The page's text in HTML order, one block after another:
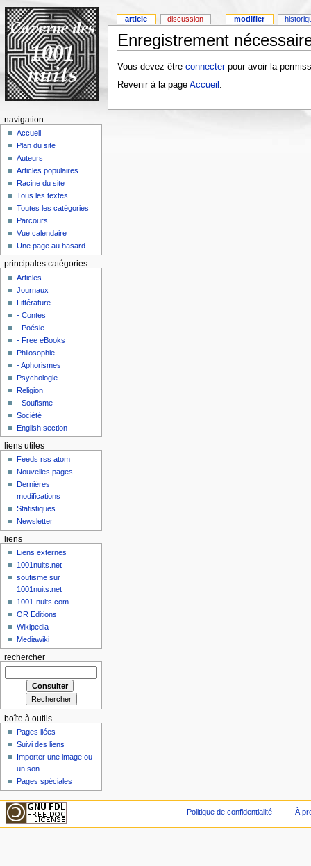
Enregistrement
Vous devez être connecterpour avoir la
Revenir à la page Accueil
article discussion modifier
navigation
Accueil
Plan du site
Auteurs
Articles populaires
Racine du site
Tous les textes
Toutes les catégories
Parcours
Vue calendaire
Une page au hasard
principales catégories
Articles
Journaux
Littérature
- Contes
- Poésie
- Free eBooks
Philosophie
- Aphorismes
Psychologie
Religion
- Soufisme
Société
English section
liens utiles
Feeds rss atom
Nouvelles pages
Dernières
modifications
Statistiques
Newsletter
liens
Liens externes
1001nuits.net
soufisme sur
1001nuits.net
1001-nuits.com
OR Editions
Wikipedia
Mediawiki
rechercher
boîte à outils
Pages liées
Suivi des liens
Importer une image ou
un son
Pages spéciales
Politique de confidentialité À